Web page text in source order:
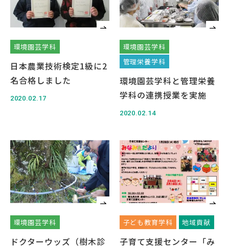
OFFICIAL SNS
南九州大学公式SNS
Việt Nam
アクセス
イベント
お問い合わせ
資料請求
寄附のお願い
情報公開
採用情報
関連リンク
環境園芸学科
日本農業技術検定1級に2
名合格しました
2020.02.17
環境園芸学科
管理栄養学科
環境園芸学科と管理栄養
学科の連携授業を実施
2020.02.14
環境園芸学科
ドクターウッズ（樹木診
子ども教育学科 地域貢献
子育て支援センター「み